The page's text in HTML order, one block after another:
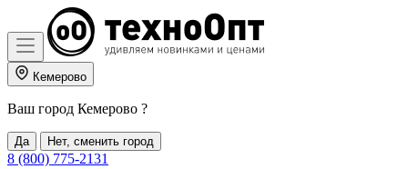
Кемерово
Ваш город Кемерово ?
Да Нет, сменить город
8 (800) 775-2131